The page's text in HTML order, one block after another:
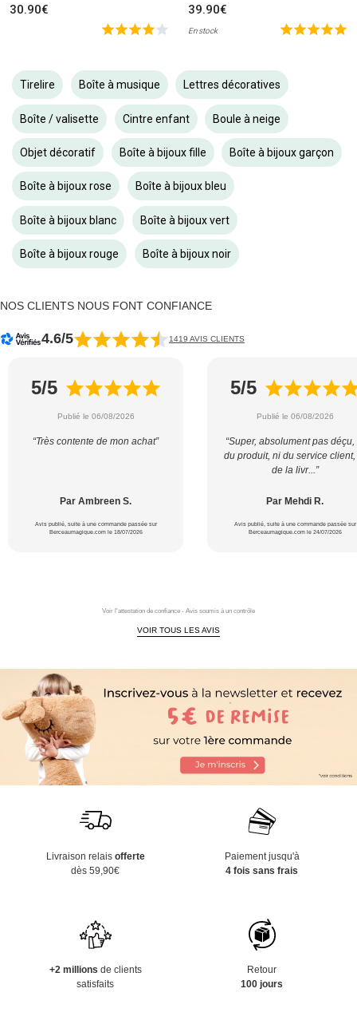
30.90€ 39.90€
En stock
Tirelire Boîte à musique Lettres décoratives
Boîte / valisette Cintre enfant Boule à neige
Objet décoratif Boîte à bijoux fille Boîte à bijoux garçon
Boîte à bijoux rose Boîte à bijoux bleu
Boîte à bijoux blanc Boîte à bijoux vert
Boîte à bijoux rouge Boîte à bijoux noir
NOS CLIENTS NOUS FONT CONFIANCE
4.6/5 1419 AVIS CLIENTS
5/5
Publié le 06/08/2026
“Très contente de mon achat”
Par Ambreen S.
Avis publié, suite à une commande passée sur
Berceaumagique.com le 18/07/2026
5/5
Publié le 06/08/2026
“Super, absolument pas déçu,
du produit, ni du service
de la livr...”
Par Mehdi R.
Avis publié, suite à une commande passée sur
Berceaumagique.com le 24/07/2026
Voir l'attestation de confiance - Avis soumis à un contrôle
VOIR TOUS LES AVIS
Livraison relais offerte
dès 59,90€
Paiement jusqu'à
4 fois sans frais
+2 millions de clients
satisfaits
Retour
100 jours